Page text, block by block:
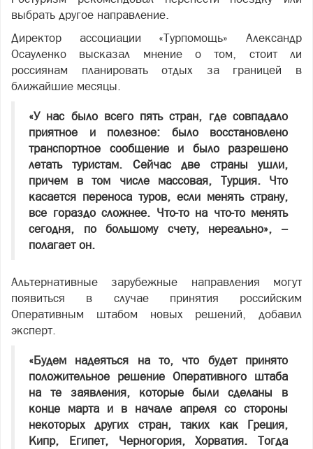
выбрать другое направление.
Директор ассоциации «Турпомощь» Александр
Осауленко высказал мнение о том, стоит ли
россиянам планировать отдых за границей в
ближайшие месяцы.
«У нас было всего пять стран, где совпадало
приятное и полезное: было восстановлено
транспортное сообщение и было разрешено
летать туристам. Сейчас две страны ушли,
причем в том числе массовая, Турция. Что
касается переноса туров, если менять страну,
все гораздо сложнее. Что-то на что-то менять
сегодня, по большому счету, нереально», –
полагает он.
Альтернативные зарубежные направления могут
появиться в случае принятия российским
Оперативным штабом новых решений, добавил
эксперт.
«Будем надеяться на то, что будет принято
положительное решение Оперативного штаба
на те заявления, которые были сделаны в
конце марта и в начале апреля со стороны
некоторых других стран, таких как Греция,
Кипр, Египет, Черногория, Хорватия. Тогда